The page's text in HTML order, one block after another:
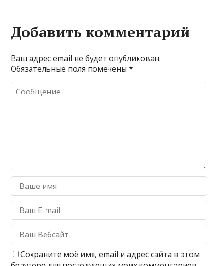
Добавить комментарий
Ваш адрес email не будет опубликован.
Обязательные поля помечены*
Сохраните моё имя, email и адрес сайта в этом